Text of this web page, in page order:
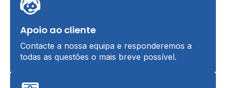
Apoio ao cliente
Contacte a nossa equipa e responderemos a
todas as questões o mais breve possível.